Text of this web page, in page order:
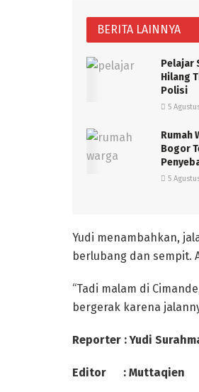
BERITA LAINNYA
Pelajar
Hilang
Polisi
5
Rumah
Bogor
5
Yudi menambahkan,
berlubang dan sempit.
“Tadi malam di
bergerak karena
Reporter : Yudi
Editor : Muttaqien